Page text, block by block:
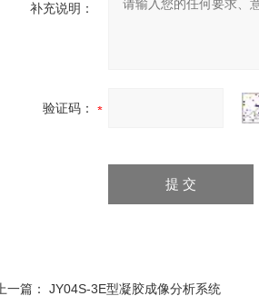
补充说明：
验证码：
上一篇： JY04S-3E型凝胶成像分析系统